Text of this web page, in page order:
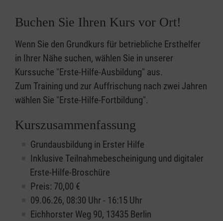
Buchen Sie Ihren Kurs vor Ort!
Wenn Sie den Grundkurs für betriebliche Ersthelfer
in Ihrer Nähe suchen, wählen Sie in unserer
Kurssuche "Erste-Hilfe-Ausbildung" aus.
Zum Training und zur Auffrischung nach zwei Jahren
wählen Sie "Erste-Hilfe-Fortbildung".
Kurszusammenfassung
Grundausbildung in Erster Hilfe
Inklusive Teilnahmebescheinigung und digitaler
Erste-Hilfe-Broschüre
Preis: 70,00 €
09.06.26, 08:30 Uhr - 16:15 Uhr
Eichhorster Weg 90, 13435 Berlin